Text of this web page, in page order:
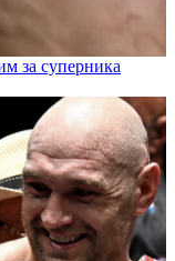
за суперника